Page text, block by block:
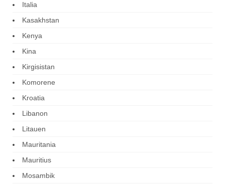
Italia
Kasakhstan
Kenya
Kina
Kirgisistan
Komorene
Kroatia
Libanon
Litauen
Mauritania
Mauritius
Mosambik